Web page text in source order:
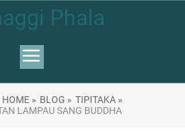
Phala
HOME » BLOG » TIPITAKA »
LAMPAU SANG BUDDHA